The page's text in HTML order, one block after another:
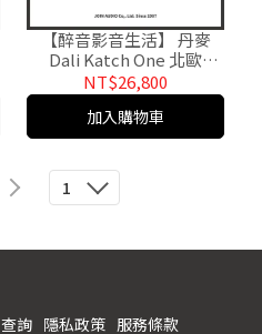
【醉音影音生活】 丹麥
Dali Katch One 北歐
Soundbar聲霸.北歐最美的
多功能無線音響系統.台灣
公司貨
NT$26,800
加入購物車
1
查詢 隱私政策 服務條款